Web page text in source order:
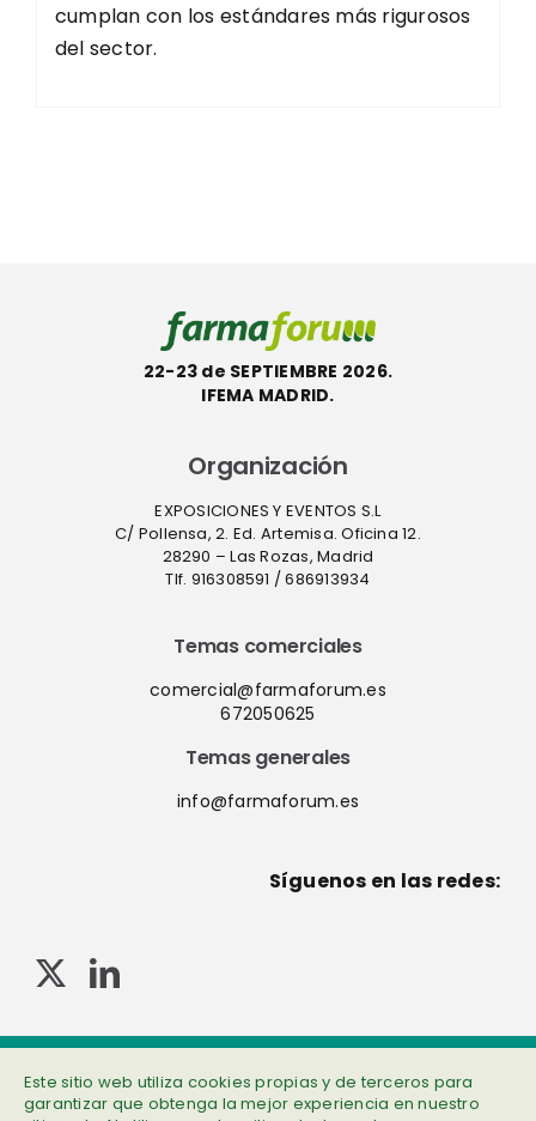
cumplan con los estándares más rigurosos
del sector.
22-23 de SEPTIEMBRE 2026.
IFEMA MADRID.
Organización
EXPOSICIONES Y EVENTOS S.L
C/ Pollensa, 2. Ed. Artemisa. Oficina 12.
28290 – Las Rozas, Madrid
Tlf. 916308591 / 686913934
Temas comerciales
comercial@farmaforum.es
672050625
Temas generales
info@farmaforum.es
Síguenos en las redes:
Este sitio web utiliza cookies propias y de terceros para
garantizar que obtenga la mejor experiencia en nuestro
© Copyright 2013-2023 . Todos los derechos reservados
Política de privacidad|Cookies|Aviso legal| Información adicional